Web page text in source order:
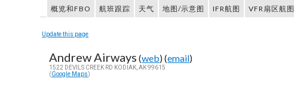
概览和FBO 航班跟踪 天气 地图/示意图 IFR航图 VFR扇区航图
Update this page
Andrew Airways (web) (email)
1522 DEVILS CREEK RD KODIAK, AK 99615
(Google Maps)